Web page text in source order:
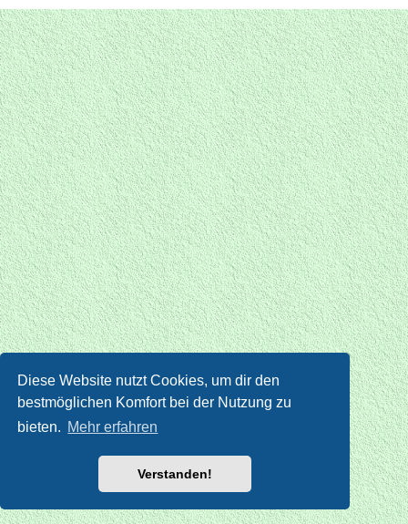
Diese Website nutzt Cookies, um dir den
bestmöglichen Komfort bei der Nutzung zu
bieten. Mehr erfahren
Verstanden!